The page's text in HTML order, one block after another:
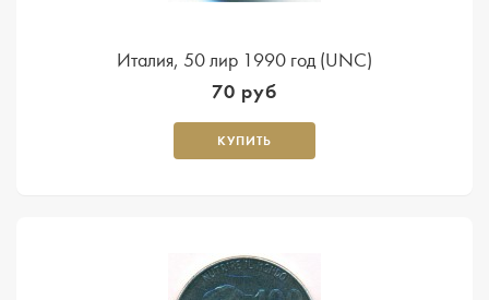
Италия, 50 лир 1990 год (UNC)
70 руб
КУПИТЬ